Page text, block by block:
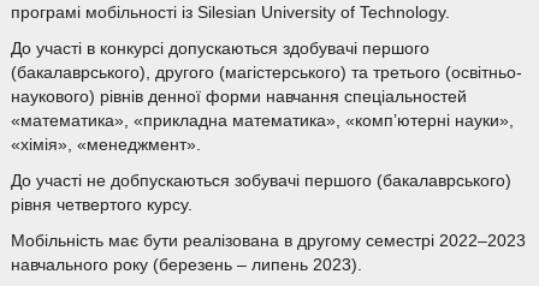
програмі мобільності із Silesian University of Technology.
До участі в конкурсі допускаються здобувачі першого
(бакалаврського), другого (магістерського) та третього (освітньо-
наукового) рівнів денної форми навчання спеціальностей
«математика», «прикладна математика», «комп’ютерні науки»,
«хімія», «менеджмент».
До участі не добпускаються зобувачі першого (бакалаврського)
рівня четвертого курсу.
Мобільність має бути реалізована в другому семестрі 2022–2023
навчального року (березень – липень 2023).